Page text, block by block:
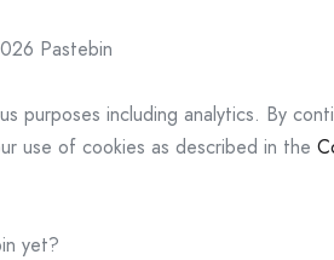
Pastebin
purposes including analytics. By
use of cookies as described in the
yet?